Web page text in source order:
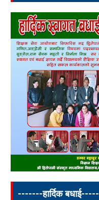
-------हार्दिक